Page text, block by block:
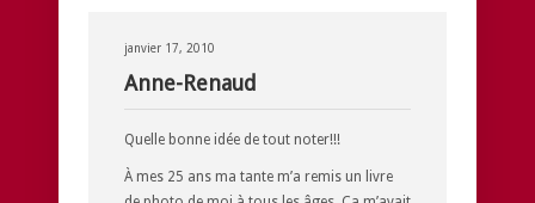
janvier 17, 2010
Anne-Renaud
Quelle bonne idée de tout noter!!!
À mes 25 ans ma tante m’a remis un livre